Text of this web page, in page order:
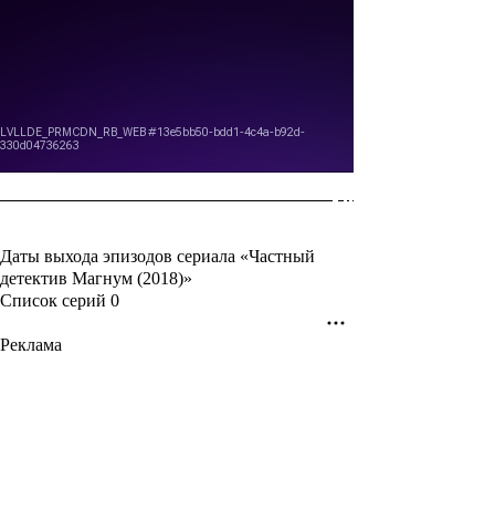
Даты выхода эпизодов сериала «Частный
детектив Магнум (2018)»
Список серий 0
Реклама